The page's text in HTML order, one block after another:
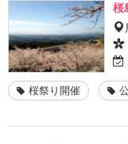
桜
桜祭り開催